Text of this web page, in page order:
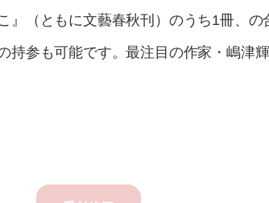
』（ともに文藝春秋刊）のうち1冊、
持参も可能です。最注目の作家・嶋津